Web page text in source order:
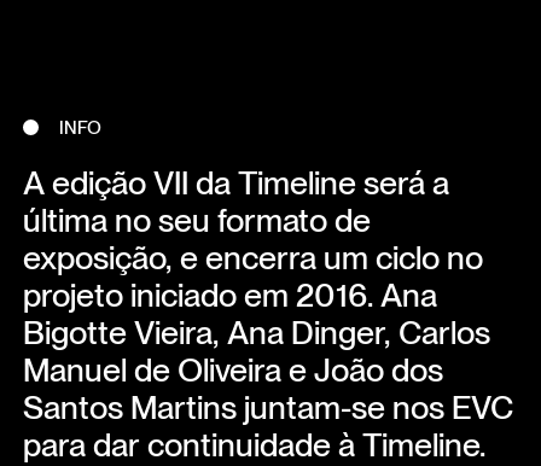
INFO
A edição VII da Timeline será a
última no seu formato de
exposição, e encerra um ciclo no
projeto iniciado em 2016. Ana
Bigotte Vieira, Ana Dinger, Carlos
Manuel de Oliveira e João dos
Santos Martins juntam-se nos EVC
para dar continuidade à Timeline.